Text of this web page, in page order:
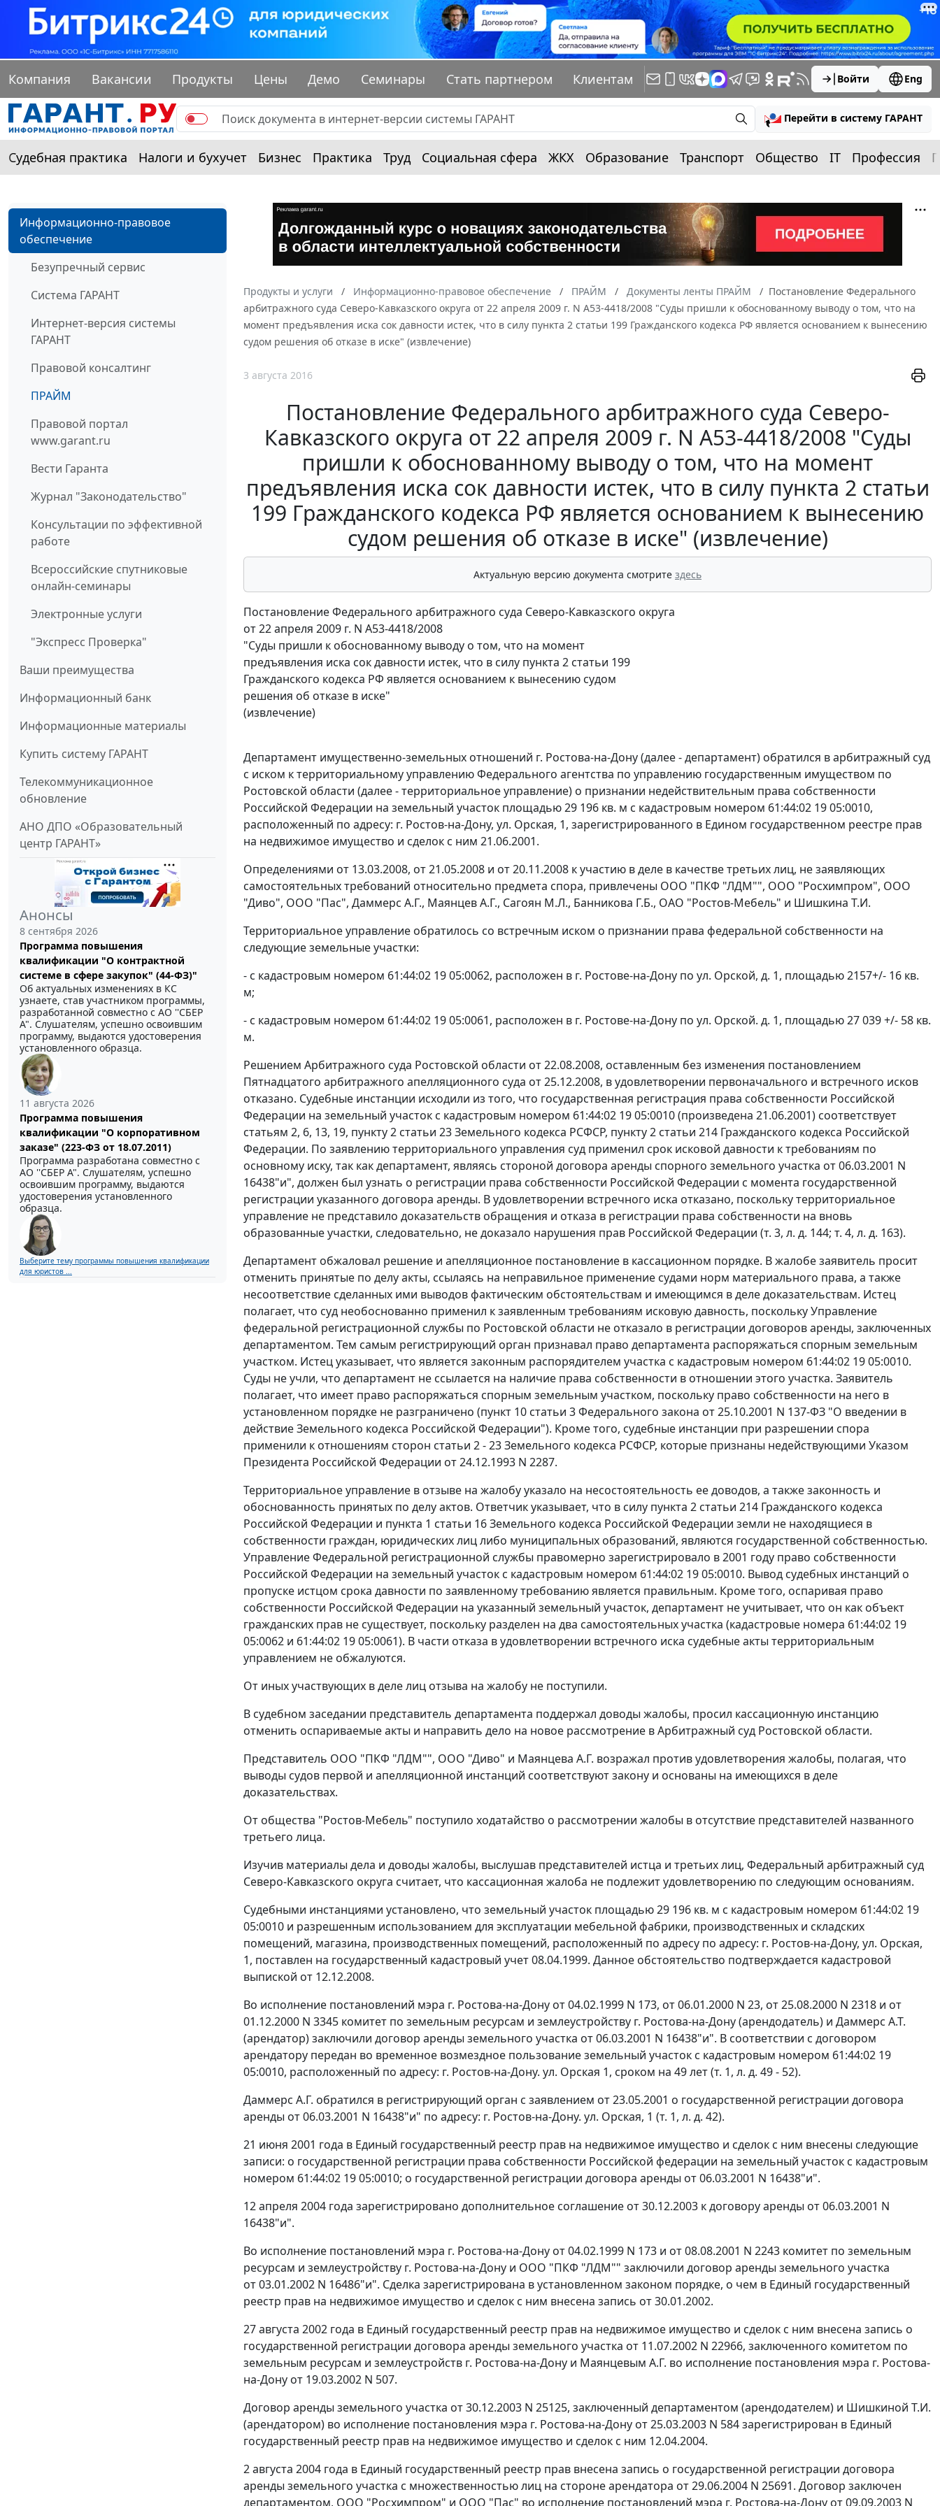
Компания Вакансии Продукты Цены Демо Семинары Стать партнером Клиентам Войти Eng
Перейти в систему ГАРАНТ
Судебная практика Налоги и бухучет Бизнес Практика Труд Социальная сфера ЖКХ Образование Транспорт Общество IT Профессия
Информационно-правовое
обеспечение
Безупречный сервис
Система ГАРАНТ
Интернет-версия системы
ГАРАНТ
Правовой консалтинг
ПРАЙМ
Правовой портал
www.garant.ru
Вести Гаранта
Журнал "Законодательство"
Консультации по эффективной
работе
Всероссийские спутниковые
онлайн-семинары
Электронные услуги
"Экспресс Проверка"
Ваши преимущества
Информационный банк
Информационные материалы
Купить систему ГАРАНТ
Телекоммуникационное
обновление
АНО ДПО «Образовательный
центр ГАРАНТ»
Анонсы
8 сентября 2026
Программа повышения
квалификации "О контрактной
системе в сфере закупок" (44-ФЗ)"
Об актуальных изменениях в КС
узнаете, став участником программы,
разработанной совместно с АО ''СБЕР
А". Слушателям, успешно освоившим
программу, выдаются удостоверения
установленного образца.
11 августа 2026
Программа повышения
квалификации "О корпоративном
заказе" (223-ФЗ от 18.07.2011)
Программа разработана совместно с
АО ''СБЕР А". Слушателям, успешно
освоившим программу, выдаются
удостоверения установленного
образца.
Выберите тему программы повышения квалификации
для юристов ...
Продукты и услуги Информационно-правовое обеспечение ПРАЙМ Документы ленты ПРАЙМ
Постановление Федерального
арбитражного суда Северо-Кавказского округа от 22 апреля 2009 г. N А53-4418/2008 "Суды пришли к обоснованному выводу о том, что на
момент предъявления иска сок давности истек, что в силу пункта 2 статьи 199 Гражданского кодекса РФ является основанием к вынесению
судом решения об отказе в иске" (извлечение)
3 августа 2016
Постановление Федерального арбитражного суда Северо-
Кавказского округа от 22 апреля 2009 г. N А53-4418/2008 "Суды
пришли к обоснованному выводу о том, что на момент
предъявления иска сок давности истек, что в силу пункта 2 статьи
199 Гражданского кодекса РФ является основанием к вынесению
судом решения об отказе в иске" (извлечение)
Актуальную версию документа смотрите здесь
Постановление Федерального арбитражного суда Северо-Кавказского округа
от 22 апреля 2009 г. N А53-4418/2008
"Суды пришли к обоснованному выводу о том, что на момент
предъявления иска сок давности истек, что в силу пункта 2 статьи 199
Гражданского кодекса РФ является основанием к вынесению судом
решения об отказе в иске"
(извлечение)
Департамент имущественно-земельных отношений г. Ростова-на-Дону (далее - департамент) обратился в арбитражный суд
с иском к территориальному управлению Федерального агентства по управлению государственным имуществом по
Ростовской области (далее - территориальное управление) о признании недействительным права собственности
Российской Федерации на земельный участок площадью 29 196 кв. м с кадастровым номером 61:44:02 19 05:0010,
расположенный по адресу: г. Ростов-на-Дону, ул. Орская, 1, зарегистрированного в Едином государственном реестре прав
на недвижимое имущество и сделок с ним 21.06.2001.
Определениями от 13.03.2008, от 21.05.2008 и от 20.11.2008 к участию в деле в качестве третьих лиц, не заявляющих
самостоятельных требований относительно предмета спора, привлечены ООО "ПКФ "ЛДМ"", ООО "Росхимпром", ООО
"Диво", ООО "Пас", Даммерс А.Г., Маянцев А.Г., Сагоян М.Л., Банникова Г.Б., ОАО "Ростов-Мебель" и Шишкина Т.И.
Территориальное управление обратилось со встречным иском о признании права федеральной собственности на
следующие земельные участки:
- с кадастровым номером 61:44:02 19 05:0062, расположен в г. Ростове-на-Дону по ул. Орской, д. 1, площадью 2157+/- 16 кв.
м;
- с кадастровым номером 61:44:02 19 05:0061, расположен в г. Ростове-на-Дону по ул. Орской. д. 1, площадью 27 039 +/- 58 кв.
м.
Решением Арбитражного суда Ростовской области от 22.08.2008, оставленным без изменения постановлением
Пятнадцатого арбитражного апелляционного суда от 25.12.2008, в удовлетворении первоначального и встречного исков
отказано. Судебные инстанции исходили из того, что государственная регистрация права собственности Российской
Федерации на земельный участок с кадастровым номером 61:44:02 19 05:0010 (произведена 21.06.2001) соответствует
статьям 2, 6, 13, 19, пункту 2 статьи 23Земельного кодекса РСФСР, пункту 2 статьи 214 Гражданского кодекса Российской
Федерации. По заявлению территориального управления суд применил срок исковой давности к требованиям по
основному иску, так как департамент, являясь стороной договора аренды спорного земельного участка от 06.03.2001 N
16438"и", должен был узнать о регистрации права собственности Российской Федерации с момента государственной
регистрации указанного договора аренды. В удовлетворении встречного иска отказано, поскольку территориальное
управление не представило доказательств обращения и отказа в регистрации права собственности на вновь
образованные участки, следовательно, не доказало нарушения прав Российской Федерации (т. 3, л. д. 144; т. 4, л. д. 163).
Департамент обжаловал решение и апелляционное постановление в кассационном порядке. В жалобе заявитель просит
отменить принятые по делу акты, ссылаясь на неправильное применение судами норм материального права, а также
несоответствие сделанных ими выводов фактическим обстоятельствам и имеющимся в деле доказательствам. Истец
полагает, что суд необоснованно применил к заявленным требованиям исковую давность, поскольку Управление
федеральной регистрационной службы по Ростовской области не отказало в регистрации договоров аренды, заключенных
департаментом. Тем самым регистрирующий орган признавал право департамента распоряжаться спорным земельным
участком. Истец указывает, что является законным распорядителем участка с кадастровым номером 61:44:02 19 05:0010.
Суды не учли, что департамент не ссылается на наличие права собственности в отношении этого участка. Заявитель
полагает, что имеет право распоряжаться спорным земельным участком, поскольку право собственности на него в
установленном порядке не разграничено (пункт 10 статьи 3Федерального закона от 25.10.2001 N 137-ФЗ "О введении в
действиеЗемельного кодекса Российской Федерации"). Кроме того, судебные инстанции при разрешении спора
применили к отношениям сторон статьи 2 - 23Земельного кодекса РСФСР, которые признаны недействующими Указом
Президента Российской Федерации от 24.12.1993 N 2287.
Территориальное управление в отзыве на жалобу указало на несостоятельность ее доводов, а также законность и
обоснованность принятых по делу актов. Ответчик указывает, что в силу пункта 2 статьи 214 Гражданского кодекса
Российской Федерации и пункта 1 статьи 16Земельного кодекса Российской Федерации земли не находящиеся в
собственности граждан, юридических лиц либо муниципальных образований, являются государственной собственностью.
Управление Федеральной регистрационной службы правомерно зарегистрировало в 2001 году право собственности
Российской Федерации на земельный участок с кадастровым номером 61:44:02 19 05:0010. Вывод судебных инстанций о
пропуске истцом срока давности по заявленному требованию является правильным. Кроме того, оспаривая право
собственности Российской Федерации на указанный земельный участок, департамент не учитывает, что он как объект
гражданских прав не существует, поскольку разделен на два самостоятельных участка (кадастровые номера 61:44:02 19
05:0062 и 61:44:02 19 05:0061). В части отказа в удовлетворении встречного иска судебные акты территориальным
управлением не обжалуются.
От иных участвующих в деле лиц отзыва на жалобу не поступили.
В судебном заседании представитель департамента поддержал доводы жалобы, просил кассационную инстанцию
отменить оспариваемые акты и направить дело на новое рассмотрение в Арбитражный суд Ростовской области.
Представитель ООО "ПКФ "ЛДМ"", ООО "Диво" и Маянцева А.Г. возражал против удовлетворения жалобы, полагая, что
выводы судов первой и апелляционной инстанций соответствуют закону и основаны на имеющихся в деле
доказательствах.
От общества "Ростов-Мебель" поступило ходатайство о рассмотрении жалобы в отсутствие представителей названного
третьего лица.
Изучив материалы дела и доводы жалобы, выслушав представителей истца и третьих лиц, Федеральный арбитражный суд
Северо-Кавказского округа считает, что кассационная жалоба не подлежит удовлетворению по следующим основаниям.
Судебными инстанциями установлено, что земельный участок площадью 29 196 кв. м с кадастровым номером 61:44:02 19
05:0010 и разрешенным использованием для эксплуатации мебельной фабрики, производственных и складских
помещений, магазина, производственных помещений, расположенный по адресу по адресу: г. Ростов-на-Дону, ул. Орская,
1, поставлен на государственный кадастровый учет 08.04.1999. Данное обстоятельство подтверждается кадастровой
выпиской от 12.12.2008.
Во исполнение постановлений мэра г. Ростова-на-Дону от 04.02.1999 N 173, от 06.01.2000 N 23, от 25.08.2000 N 2318 и от
01.12.2000 N 3345 комитет по земельным ресурсам и землеустройству г. Ростова-на-Дону (арендодатель) и Даммерс А.Т.
(арендатор) заключили договор аренды земельного участка от 06.03.2001 N 16438"и". В соответствии с договором
арендатору передан во временное возмездное пользование земельный участок с кадастровым номером 61:44:02 19
05:0010, расположенный по адресу: г. Ростов-на-Дону. ул. Орская 1, сроком на 49 лет (т. 1, л. д. 49 - 52).
Даммерс А.Г. обратился в регистрирующий орган с заявлением от 23.05.2001 о государственной регистрации договора
аренды от 06.03.2001 N 16438"и" по адресу: г. Ростов-на-Дону. ул. Орская, 1 (т. 1, л. д. 42).
21 июня 2001 года в Единый государственный реестр прав на недвижимое имущество и сделок с ним внесены следующие
записи: о государственной регистрации права собственности Российской федерации на земельный участок с кадастровым
номером 61:44:02 19 05:0010; о государственной регистрации договора аренды от 06.03.2001 N 16438"и".
12 апреля 2004 года зарегистрировано дополнительное соглашение от 30.12.2003 к договору аренды от 06.03.2001 N
16438"и".
Во исполнение постановлений мэра г. Ростова-на-Дону от 04.02.1999 N 173 и от 08.08.2001 N 2243 комитет по земельным
ресурсам и землеустройству г. Ростова-на-Дону и ООО "ПКФ "ЛДМ"" заключили договор аренды земельного участка
от 03.01.2002 N 16486"и". Сделка зарегистрирована в установленном законом порядке, о чем в Единый государственный
реестр прав на недвижимое имущество и сделок с ним внесена запись от 30.01.2002.
27 августа 2002 года в Единый государственный реестр прав на недвижимое имущество и сделок с ним внесена запись о
государственной регистрации договора аренды земельного участка от 11.07.2002 N 22966, заключенного комитетом по
земельным ресурсам и землеустройств г. Ростова-на-Дону и Маянцевым А.Г. во исполнение постановления мэра г. Ростова-
на-Дону от 19.03.2002 N 507.
Договор аренды земельного участка от 30.12.2003 N 25125, заключенный департаментом (арендодателем) и Шишкиной Т.И.
(арендатором) во исполнение постановления мэра г. Ростова-на-Дону от 25.03.2003 N 584 зарегистрирован в Единый
государственный реестр прав на недвижимое имущество и сделок с ним 12.04.2004.
2 августа 2004 года в Единый государственный реестр прав внесена запись о государственной регистрации договора
аренды земельного участка с множественностью лиц на стороне арендатора от 29.06.2004 N 25691. Договор заключен
департаментом, ООО "Росхимпром" и ООО "Пас" во исполнение постановлений мэра г. Ростова-на-Дону от 09.09.2003 N